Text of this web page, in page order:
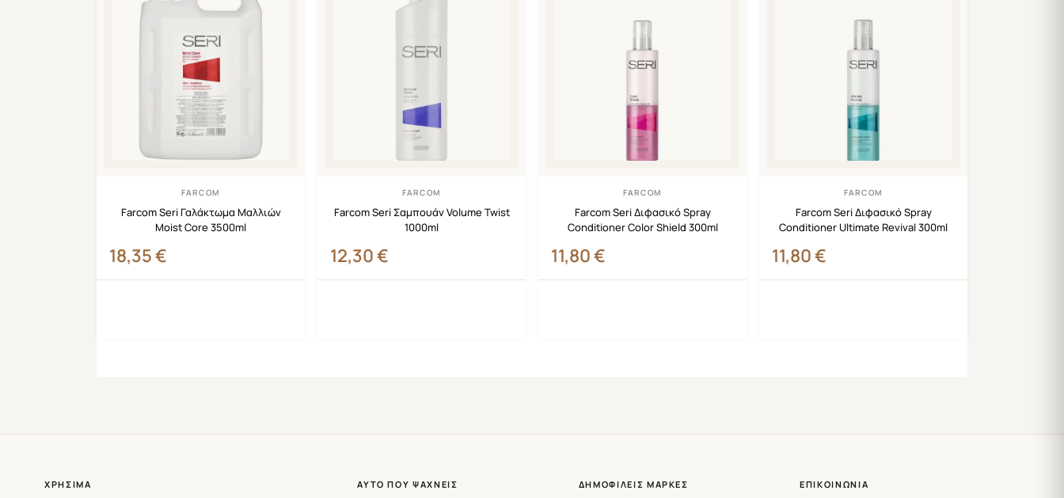
FARCOM
Farcom Seri Γαλάκτωμα Μαλλιών
Moist Core 3500ml
18,35€
FARCOM
Farcom Seri Σαμπουάν Volume Twist
1000ml
12,30€
FARCOM
Farcom Seri Διφασικό Spray
Conditioner Color Shield 300ml
11,80€
FARCOM
Farcom Seri Διφασικό Spray
Conditioner Ultimate Revival 300ml
11,80€
ΧΡΉΣΙΜΑ ΑΥΤΌ ΠΟΥ ΨΆΧΝΕΙΣ ΔΗΜΟΦΙΛΕΊΣ ΜΆΡΚΕΣ ΕΠΙΚΟΙΝΩΝΊΑ